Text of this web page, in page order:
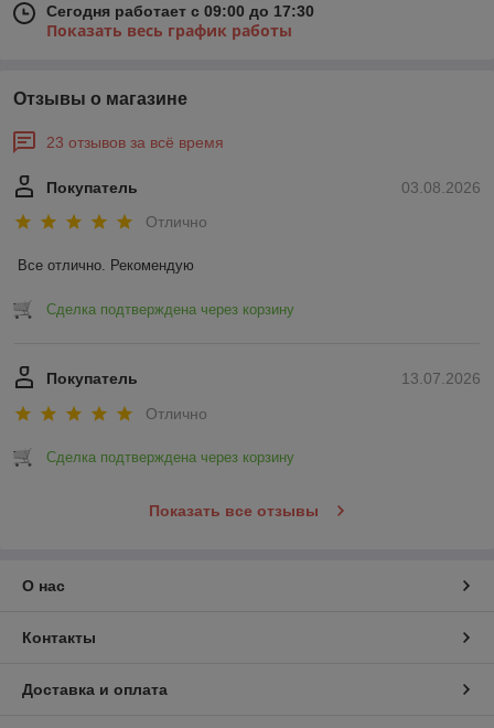
Сегодня работает с 09:00 до 17:30
Показать весь график работы
Отзывы о магазине
23 отзывов за всё время
03.08.2026
Покупатель
Отлично
Все отлично. Рекомендую
Сделка подтверждена через корзину
13.07.2026
Покупатель
Отлично
Сделка подтверждена через корзину
Показать все отзывы
О нас
Контакты
Доставка и оплата